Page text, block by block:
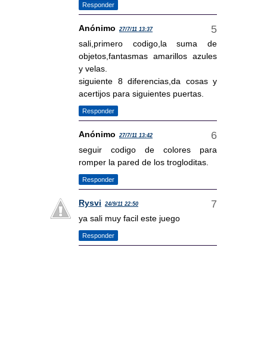
Responder
Anónimo 27/7/11 13:37
sali,primero codigo,la suma de
objetos,fantasmas amarillos azules
y velas.
siguiente 8 diferencias,da cosas y
acertijos para siguientes puertas.
Responder
Anónimo 27/7/11 13:42
seguir codigo de colores para
romper la pared de los trogloditas.
Responder
Rysvi 24/9/11 22:50
ya sali muy facil este juego
Responder